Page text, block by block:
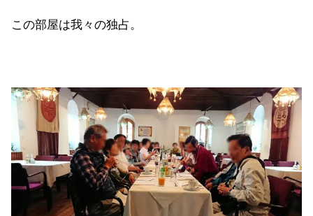
この部屋は我々の独占。